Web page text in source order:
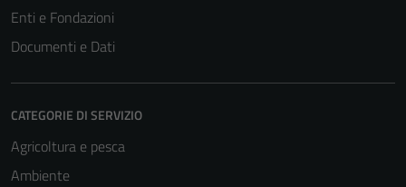
Enti e Fondazioni
Documenti e Dati
CATEGORIE DI SERVIZIO
Agricoltura e pesca
Ambiente